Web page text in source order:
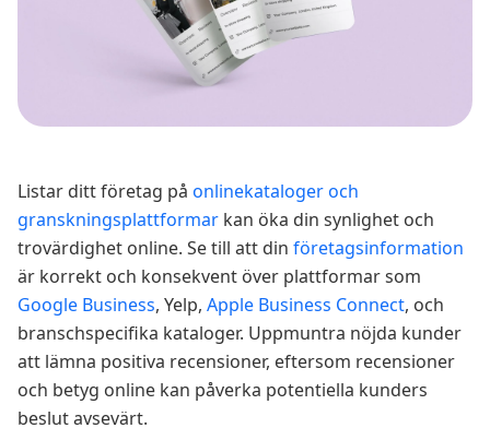
Listar ditt företag på onlinekataloger och
granskningsplattformar kan öka din synlighet och
trovärdighet online. Se till att din företagsinformation
är korrekt och konsekvent över plattformar som
Google Business, Yelp, Apple Business Connect, och
branschspecifika kataloger. Uppmuntra nöjda kunder
att lämna positiva recensioner, eftersom recensioner
och betyg online kan påverka potentiella kunders
beslut avsevärt.